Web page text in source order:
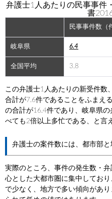
弁護士1人あたりの民事事件
書
民事事件数（
岐阜県 6.4
全国平均 3.8
この弁護士1人あたりの新受件数
合計が7.6件であることをふまえ
の合計が16.4件であり、岐阜県
べても2倍以上多忙である、と言
弁護士の案件数には、都市部
実際のところ、事件の発生数・
心とした大都市圏に集中してお
で少なく、地方で多い傾向があ